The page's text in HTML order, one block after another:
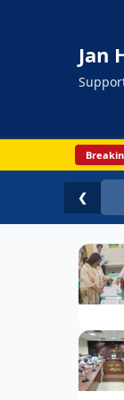
Jan
सीमा पार नशा और
❮